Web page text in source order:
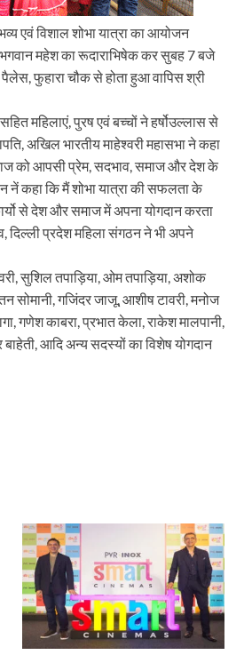
एवं विशाल शोभा यात्रा का आयोजन
भगवान महेश का रूदाराभिषेक कर सुबह 7 बजे
फुहारा चौक से होता हुआ वापिस श्री
महिलाएं, पुरष एवं बच्चों ने हर्षोउल्लास से
अखिल भारतीय माहेश्वरी महासभा ने कहा
को आपसी प्रेम, सदभाव, समाज और देश के
नें कहा कि मैं शोभा यात्रा की सफलता के
से देश और समाज में अपना योगदान करता
दिल्ली प्रदेश महिला संगठन ने भी अपने
सुशिल तपाड़िया, ओम तपाड़िया, अशोक
सोमानी, गजिंदर जाजू, आशीष टावरी, मनोज
गणेश काबरा, प्रभात केला, राकेश मालपानी,
बाहेती, आदि अन्य सदस्यों का विशेष योगदान